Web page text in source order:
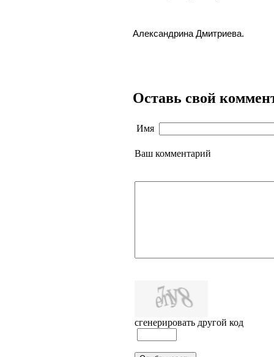
Александрина Дмитриева.
Оставь свой
Имя
Ваш комментарий
сгенерировать другой код